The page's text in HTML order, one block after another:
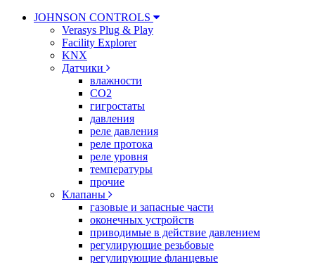
JOHNSON CONTROLS
Verasys Plug & Play
Facility Explorer
KNX
Датчики
влажности
CO2
гигростаты
давления
реле давления
реле протока
реле уровня
температуры
прочие
Клапаны
газовые и запасные части
оконечных устройств
приводимые в действие давлением
регулирующие резьбовые
регулирующие фланцевые